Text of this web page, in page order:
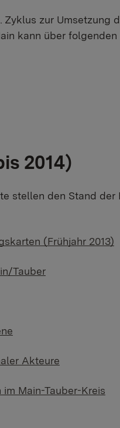
Zyklus zur Umsetzung
kann über
2014)
stellen den Stand der
(Frühjahr 2013)
Tauber
Akteure
Main-Tauber-Kreis